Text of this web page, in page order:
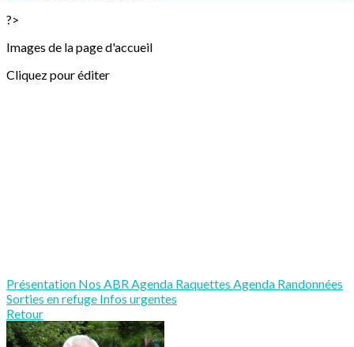
?>
Images de la page d'accueil
Cliquez pour éditer
Présentation Nos ABRAgenda Raquettes Agenda Randonnées
Sorties en refuge Infos urgentes
Retour